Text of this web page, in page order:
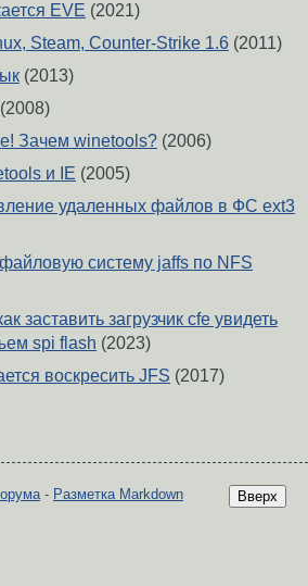
EVE (2021)
Steam, Counter-Strike 1.6 (2011)
(2013)
(2008)
Зачем winetools? (2006)
и IE (2005)
удаленных файлов в ФС ext3
файловую систему jaffs по NFS
заставить загрузчик cfe увидеть
spi flash (2023)
воскресить JFS (2017)
Вверх
- Разметка Markdown